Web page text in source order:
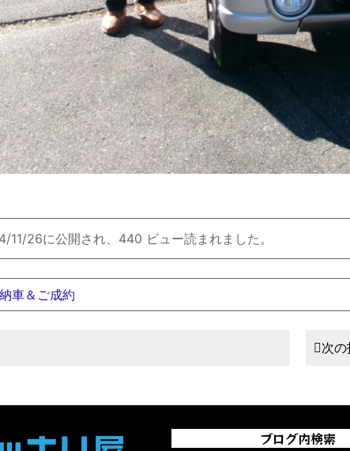
11/26に公開され、440 ビュー読まれました。
納車＆ご成約
次
ブログ内検索